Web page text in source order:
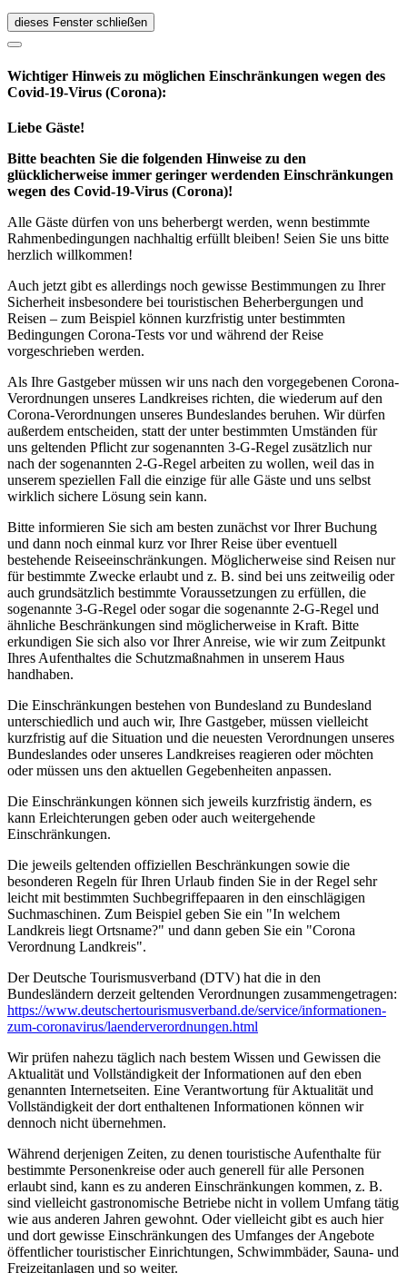
dieses Fenster schließen
Wichtiger Hinweis zu möglichen Ein­schränk­ungen wegen des
Covid-19-Virus (Corona):
Liebe Gäste!
Bitte beachten Sie die folgenden Hinweise zu den
glücklicherweise immer geringer werdenden Einschränkungen
wegen des Covid-19-Virus (Corona)!
Alle Gäste dürfen von uns beherbergt werden, wenn bestimmte
Rahmenbedingungen nachhaltig erfüllt bleiben! Seien Sie uns bitte
herzlich willkommen!
Auch jetzt gibt es allerdings noch gewisse Bestimmungen zu Ihrer
Sicherheit insbesondere bei touristischen Beherbergungen und
Reisen – zum Beispiel können kurzfristig unter bestimmten
Bedingungen Corona-Tests vor und während der Reise
vorgeschrieben werden.
Als Ihre Gastgeber müssen wir uns nach den vorgegebenen Corona-
Verordnungen unseres Landkreises richten, die wiederum auf den
Corona-Verordnungen unseres Bundeslandes beruhen. Wir dürfen
außerdem entscheiden, statt der unter bestimmten Umständen für
uns geltenden Pflicht zur sogenannten 3-G-Regel zusätzlich nur
nach der sogenannten 2-G-Regel arbeiten zu wollen, weil das in
unserem speziellen Fall die einzige für alle Gäste und uns selbst
wirklich sichere Lösung sein kann.
Bitte informieren Sie sich am besten zunächst vor Ihrer Buchung
und dann noch einmal kurz vor Ihrer Reise über eventuell
bestehende Reiseeinschränkungen. Möglicherweise sind Reisen nur
für bestimmte Zwecke erlaubt und z. B. sind bei uns zeitweilig oder
auch grundsätzlich bestimmte Voraussetzungen zu erfüllen, die
sogenannte 3-G-Regel oder sogar die sogenannte 2-G-Regel und
ähnliche Beschränkungen sind möglicherweise in Kraft. Bitte
erkundigen Sie sich also vor Ihrer Anreise, wie wir zum Zeitpunkt
Ihres Aufenthaltes die Schutzmaßnahmen in unserem Haus
handhaben.
Die Einschränkungen bestehen von Bundesland zu Bundesland
unterschiedlich und auch wir, Ihre Gastgeber, müssen vielleicht
kurzfristig auf die Situation und die neuesten Verordnungen unseres
Bundeslandes oder unseres Landkreises reagieren oder möchten
oder müssen uns den aktuellen Gegebenheiten anpassen.
Die Einschränkungen können sich jeweils kurzfristig ändern, es
kann Erleichterungen geben oder auch weitergehende
Einschränkungen.
Die jeweils geltenden offiziellen Beschränkungen sowie die
besonderen Regeln für Ihren Urlaub finden Sie in der Regel sehr
leicht mit bestimmten Suchbegriffepaaren in den einschlägigen
Suchmaschinen. Zum Beispiel geben Sie ein "In welchem
Landkreis liegt Ortsname?" und dann geben Sie ein "Corona
Verordnung Landkreis".
Der Deutsche Tourismusverband (DTV) hat die in den
Bundesländern derzeit geltenden Verordnungen zusammengetragen:
https://www.deutscher­tourismusverband.de/­service/­informationen-
zum-coronavirus/­laenderverordnungen.html
Wir prüfen nahezu täglich nach bestem Wissen und Gewissen die
Aktualität und Vollständigkeit der Informationen auf den eben
genannten Internetseiten. Eine Verantwortung für Aktualität und
Vollständigkeit der dort enthaltenen Informationen können wir
dennoch nicht übernehmen.
Während derjenigen Zeiten, zu denen touristische Aufenthalte für
bestimmte Personenkreise oder auch generell für alle Personen
erlaubt sind, kann es zu anderen Einschränkungen kommen, z. B.
sind vielleicht gastronomische Betriebe nicht in vollem Umfang tätig
wie aus anderen Jahren gewohnt. Oder vielleicht gibt es auch hier
und dort gewisse Einschränkungen des Umfanges der Angebote
öffentlicher touristischer Einrichtungen, Schwimmbäder, Sauna- und
Freizeitanlagen und so weiter.